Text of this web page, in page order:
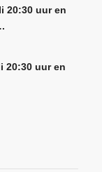
20:30 uur en
20:30 uur en